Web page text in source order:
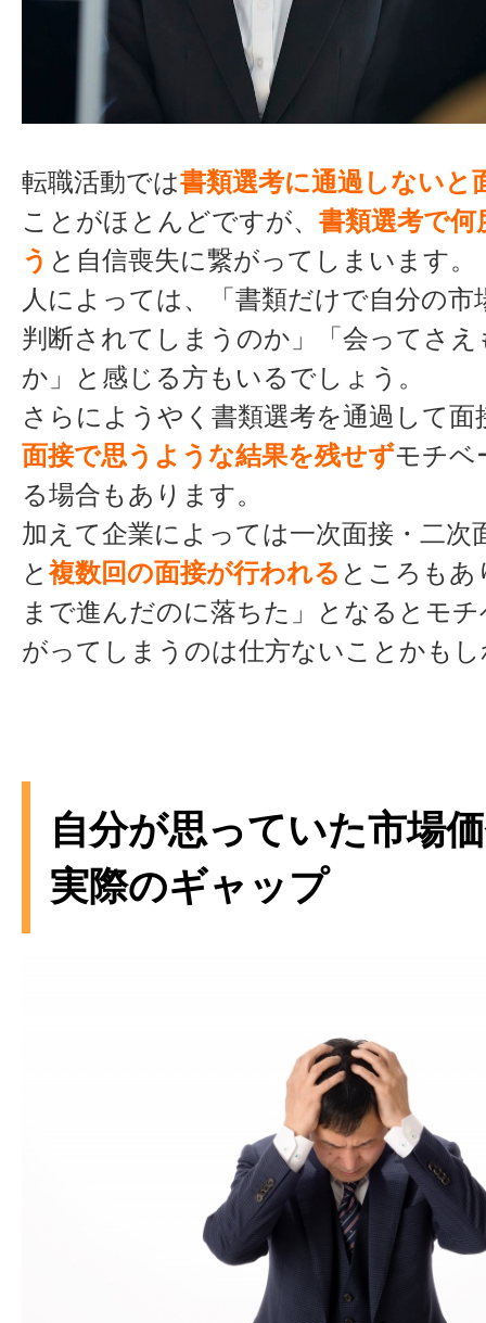
転職活動では書類選考に通過しないと
ことがほとんどですが、 書類選考で
う と自信喪失に繋がってしまいます。
人によっては、「書類だけで自分の市
判断されてしまうのか」「会ってさ
か」と感じる方もいるでしょう。
さらにようやく書類選考を通過して面
面接で思うような結果を残せずモチベ
る場合もあります。
加えて企業によっては一次面接・二次
と複数回の面接が行われる ところもあ
まで進んだのに落ちた」となるとモ
がってしまうのは仕方ないことかも
自分が思っていた市場
実際のギャップ